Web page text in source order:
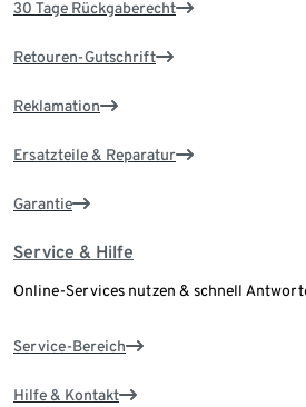
30 Tage Rückgaberecht
Retouren-Gutschrift
Reklamation
Ersatzteile & Reparatur
Garantie
Service & Hilfe
Online-Services nutzen & schnell
Service-Bereich
Hilfe & Kontakt